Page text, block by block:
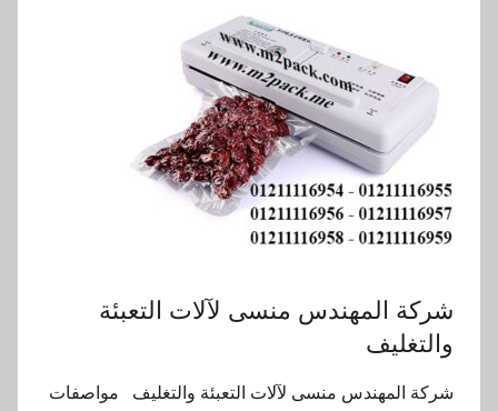
شركة المهندس منسى لآلات التعبئة
والتغليف
شركة المهندس منسى لآلات التعبئة والتغليف مواصفات